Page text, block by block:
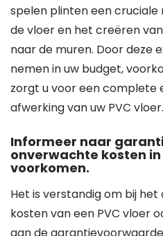
spelen plinten een
de vloer en het creëren
naar de muren. Door deze
nemen in uw budget,
zorgt u voor een complete
afwerking van uw PVC vloer.
Informeer naar
onverwachte kosten
voorkomen.
Het is verstandig om bij
kosten van een PVC vloer